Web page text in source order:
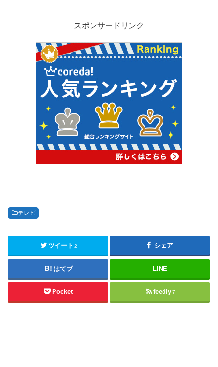
スポンサードリンク
テレビ
ツイート 2 シェア
はてブ LINE
Pocket feedly 7